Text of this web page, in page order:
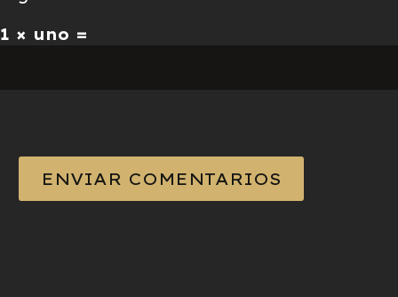
1 × uno =
ENVIAR COMENTARIOS